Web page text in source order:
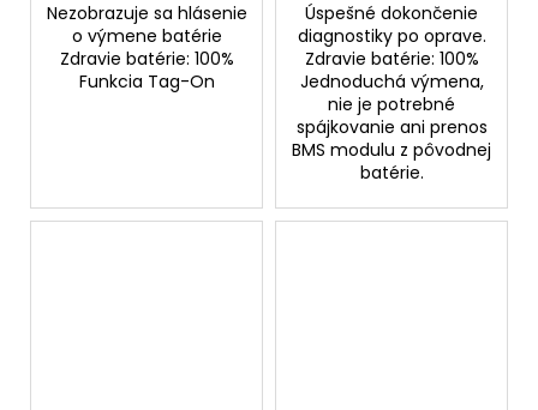
Nezobrazuje sa hlásenie
o výmene batérie
Zdravie batérie: 100%
Funkcia Tag-On
Úspešné dokončenie
diagnostiky po oprave.
Zdravie batérie: 100%
Jednoduchá výmena,
nie je potrebné
spájkovanie ani prenos
BMS modulu z pôvodnej
batérie.